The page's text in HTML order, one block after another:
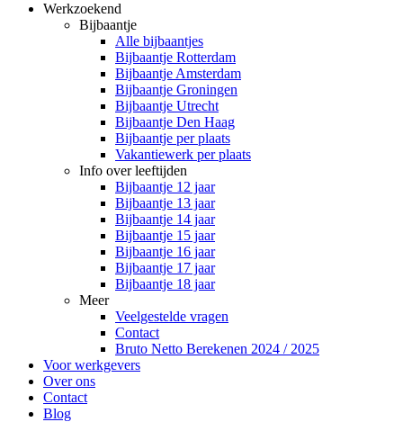
Werkzoekend
Bijbaantje
Alle bijbaantjes
Bijbaantje Rotterdam
Bijbaantje Amsterdam
Bijbaantje Groningen
Bijbaantje Utrecht
Bijbaantje Den Haag
Bijbaantje per plaats
Vakantiewerk per plaats
Info over leeftijden
Bijbaantje 12 jaar
Bijbaantje 13 jaar
Bijbaantje 14 jaar
Bijbaantje 15 jaar
Bijbaantje 16 jaar
Bijbaantje 17 jaar
Bijbaantje 18 jaar
Meer
Veelgestelde vragen
Contact
Bruto Netto Berekenen 2024 / 2025
Voor werkgevers
Over ons
Contact
Blog